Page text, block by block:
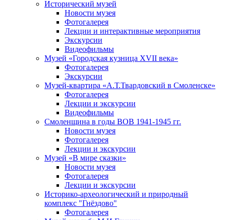
Исторический музей
Новости музея
Фотогалерея
Лекции и интерактивные мероприятия
Экскурсии
Видеофильмы
Музей «Городская кузница XVII века»
Фотогалерея
Экскурсии
Музей-квартира «А.Т.Твардовский в Смоленске»
Фотогалерея
Лекции и экскурсии
Видеофильмы
Смоленщина в годы ВОВ 1941-1945 гг.
Новости музея
Фотогалерея
Лекции и экскурсии
Музей «В мире сказки»
Новости музея
Фотогалерея
Лекции и экскурсии
Историко-археологический и природный
комплекс "Гнёздово"
Фотогалерея